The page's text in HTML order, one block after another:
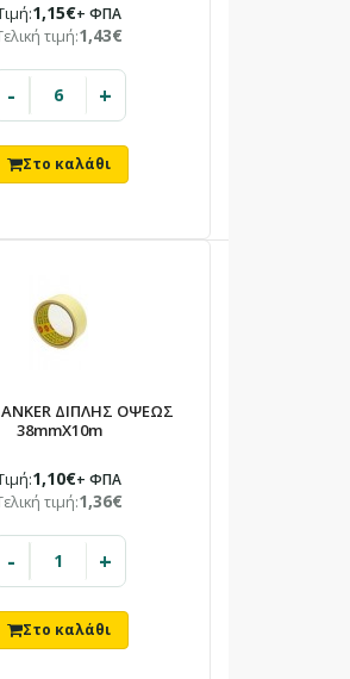
1,15€+ ΦΠΑ
τιμή:1,43€
- +
ANKER ΔΙΠΛΗΣ ΟΨΕΩΣ
38mmX10m
1,10€+ ΦΠΑ
τιμή:1,36€
- +